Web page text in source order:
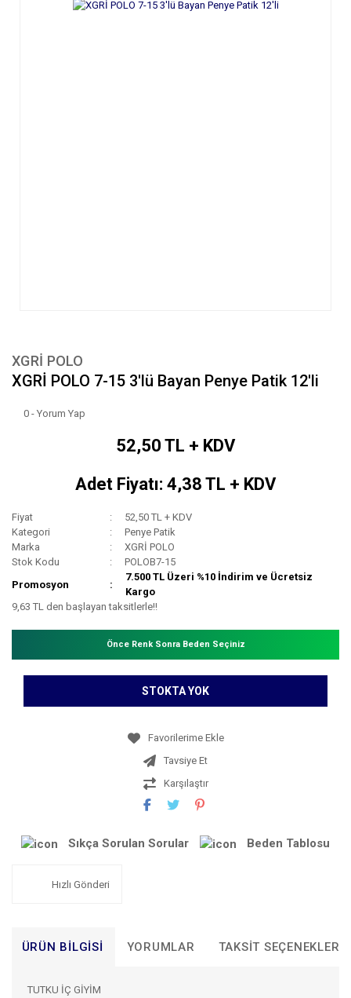
XGRİ POLO
XGRİ POLO 7-15 3'lü Bayan Penye Patik 12'li
0 - Yorum Yap
52,50 TL + KDV
Adet Fiyatı: 4,38 TL + KDV
Fiyat
52,50 TL + KDV
Kategori
Penye Patik
Marka
XGRİ POLO
Stok Kodu
POLOB7-15
Promosyon
7.500 TL Üzeri %10 İndirim ve Ücretsiz
Kargo
9,63 TL den başlayan taksitlerle!!
Önce Renk Sonra Beden Seçiniz
STOKTA YOK
Tavsiye Et
Karşılaştır
Sıkça Sorulan Sorular Beden Tablosu
Hızlı Gönderi
ÜRÜN BILGISI YORUMLAR TAKSIT SEÇENEKLERI
TUTKU İÇ GİYİM